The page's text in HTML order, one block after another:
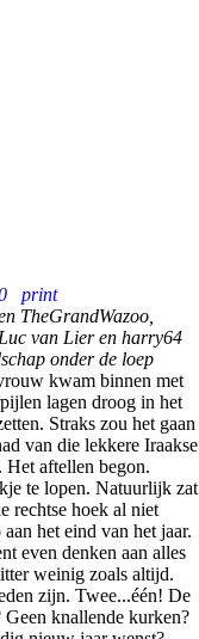
print
TheGrandWazoo,
van Lier en harry64
onder de loep
kwam binnen met
lagen droog in het
Straks zou het gaan
van die lekkere Iraakse
Het aftellen begon.
te lopen. Natuurlijk zat
rechtse hoek al niet
het eind van het jaar.
even denken aan alles
weinig zoals altijd.
zijn. Twee...één! De
knallende kurken?